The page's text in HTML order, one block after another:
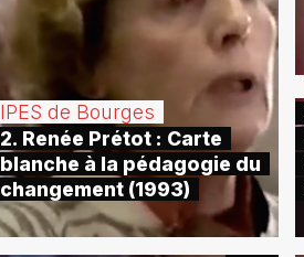
IPES de Bourges
2. Renée Prétot : Carte
blanche à la pédagogie du
changement (1993)